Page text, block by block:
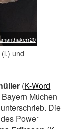
(l.) und
(K-Word
Müchen
Die
Power